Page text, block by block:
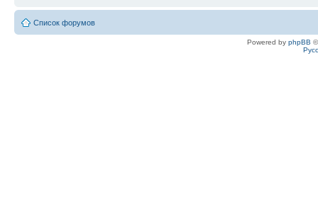
Список форумов
Powered by phpBB